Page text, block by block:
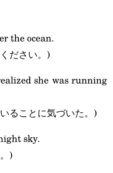
the ocean.
ださい。)
she was running
ることに気づいた。)
sky.
)